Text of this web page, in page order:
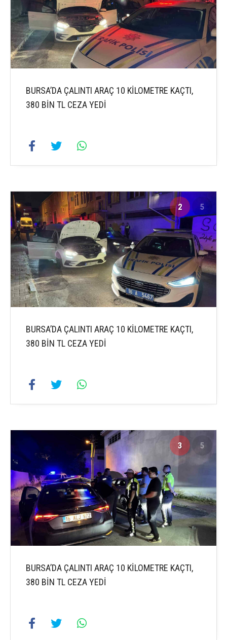
BURSA’DA ÇALINTI ARAÇ 10 KİLOMETRE KAÇTI,
380 BİN TL CEZA YEDİ
2 5
BURSA’DA ÇALINTI ARAÇ 10 KİLOMETRE KAÇTI,
380 BİN TL CEZA YEDİ
3 5
BURSA’DA ÇALINTI ARAÇ 10 KİLOMETRE KAÇTI,
380 BİN TL CEZA YEDİ